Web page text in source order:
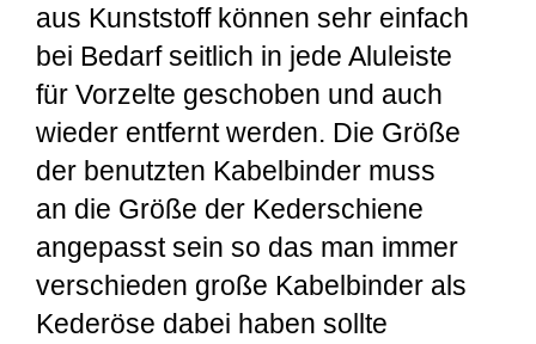
aus Kunststoff können sehr einfach
bei Bedarf seitlich in jede Aluleiste
für Vorzelte geschoben und auch
wieder entfernt werden. Die Größe
der benutzten Kabelbinder muss
an die Größe der Kederschiene
angepasst sein so das man immer
verschieden große Kabelbinder als
Kederöse dabei haben sollte